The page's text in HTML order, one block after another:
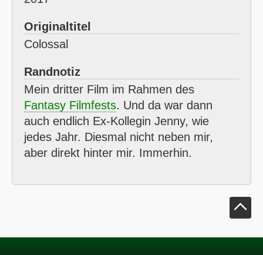
Originaltitel
Colossal
Randnotiz
Mein dritter Film im Rahmen des
Fantasy Filmfests. Und da war dann
auch endlich Ex-Kollegin Jenny, wie
jedes Jahr. Diesmal nicht neben mir,
aber direkt hinter mir. Immerhin.
Klick